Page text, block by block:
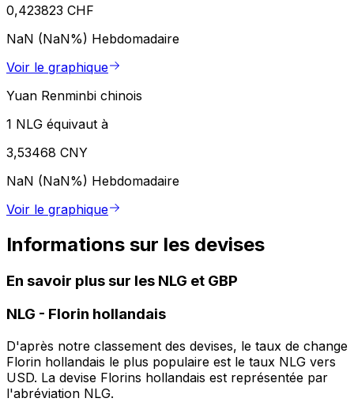
0,423823 CHF
NaN (NaN%) Hebdomadaire
Voir le graphique
Yuan Renminbi chinois
1 NLG équivaut à
3,53468 CNY
NaN (NaN%) Hebdomadaire
Voir le graphique
Informations sur les devises
En savoir plus sur les NLG et GBP
NLG - Florin hollandais
D'après notre classement des devises, le taux de change
Florin hollandais le plus populaire est le taux NLG vers
USD. La devise Florins hollandais est représentée par
l'abréviation NLG.